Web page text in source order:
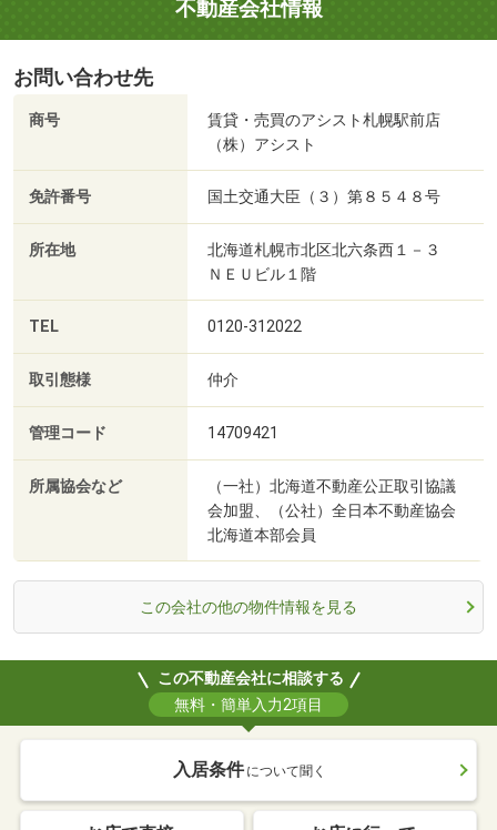
不動産会社情報
お問い合わせ先
商号
賃貸・売買のアシスト札幌駅前店
（株）アシスト
免許番号 国土交通大臣（３）第８５４８号
所在地
北海道札幌市北区北六条西１－３
ＮＥＵビル１階
TEL 0120-312022
取引態様 仲介
管理コード 14709421
所属協会など
（一社）北海道不動産公正取引協議
会加盟、（公社）全日本不動産協会
北海道本部会員
この会社の他の物件情報を見る
この不動産会社に相談する
無料・簡単入力2項目
入居条件 について聞く